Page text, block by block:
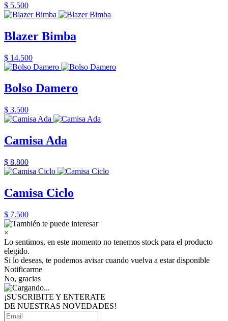
$ 5.500
Blazer Bimba
$ 14.500
Bolso Damero
$ 3.500
Camisa Ada
$ 8.800
Camisa Ciclo
$ 7.500
×
Lo sentimos, en este momento no tenemos stock para el producto
elegido.
Si lo deseas, te podemos avisar cuando vuelva a estar disponible
Notificarme
No, gracias
¡SUSCRIBITE Y ENTERATE
DE NUESTRAS NOVEDADES!